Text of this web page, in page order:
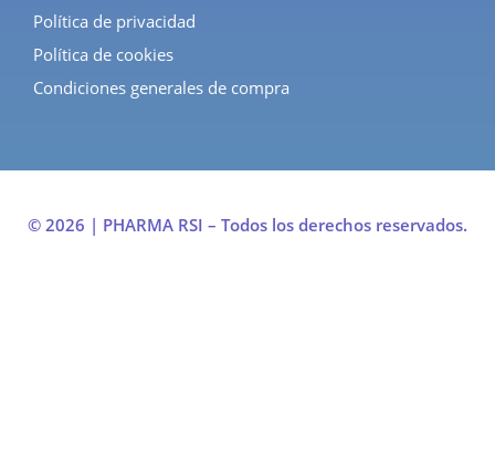
Política de privacidad
Política de cookies
Condiciones generales de compra
© 2026 | PHARMA RSI – Todos los derechos reservados.